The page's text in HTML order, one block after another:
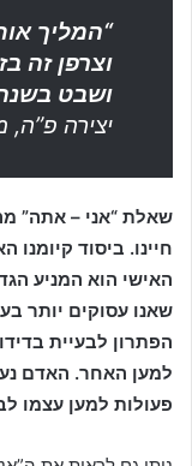
“המליך
וצרפן זה
ושבט
יצירה פ”ה,
שאלת “אני – אתה”
חיינו. ביסוד
האישי הוא המניע
שאנו עסוקים יותר
הפתרון לבעיית
למען האחר. האדם נע
פעולות למען עצמו